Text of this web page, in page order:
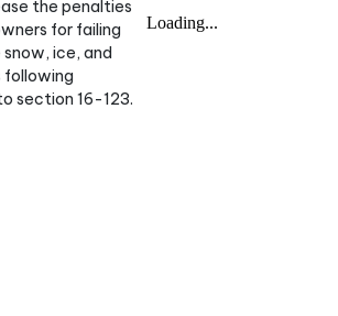
the penalties
for failing
ice, and
following
section 16-123.